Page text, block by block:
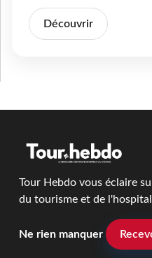
Découvrir
Tour Hebdo vous éclaire
du tourisme et de
Ne rien manquer